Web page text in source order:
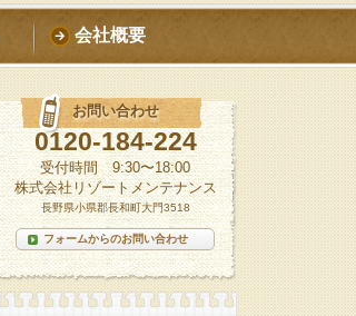
会社概要
お問い合わせ
0120-184-224
受付時間 9:30〜18:00
株式会社リゾートメンテナンス
長野県小県郡長和町大門3518
フォームからのお問い合わせ